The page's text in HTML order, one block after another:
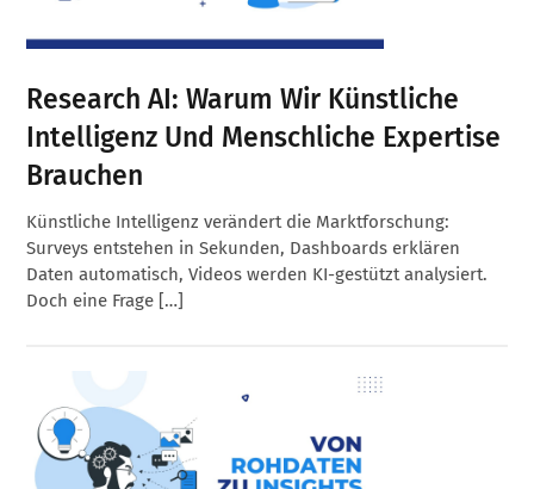
Research AI: Warum Wir Künstliche
Intelligenz Und Menschliche Expertise
Brauchen
Künstliche Intelligenz verändert die Marktforschung:
Surveys entstehen in Sekunden, Dashboards erklären
Daten automatisch, Videos werden KI-gestützt analysiert.
Doch eine Frage […]